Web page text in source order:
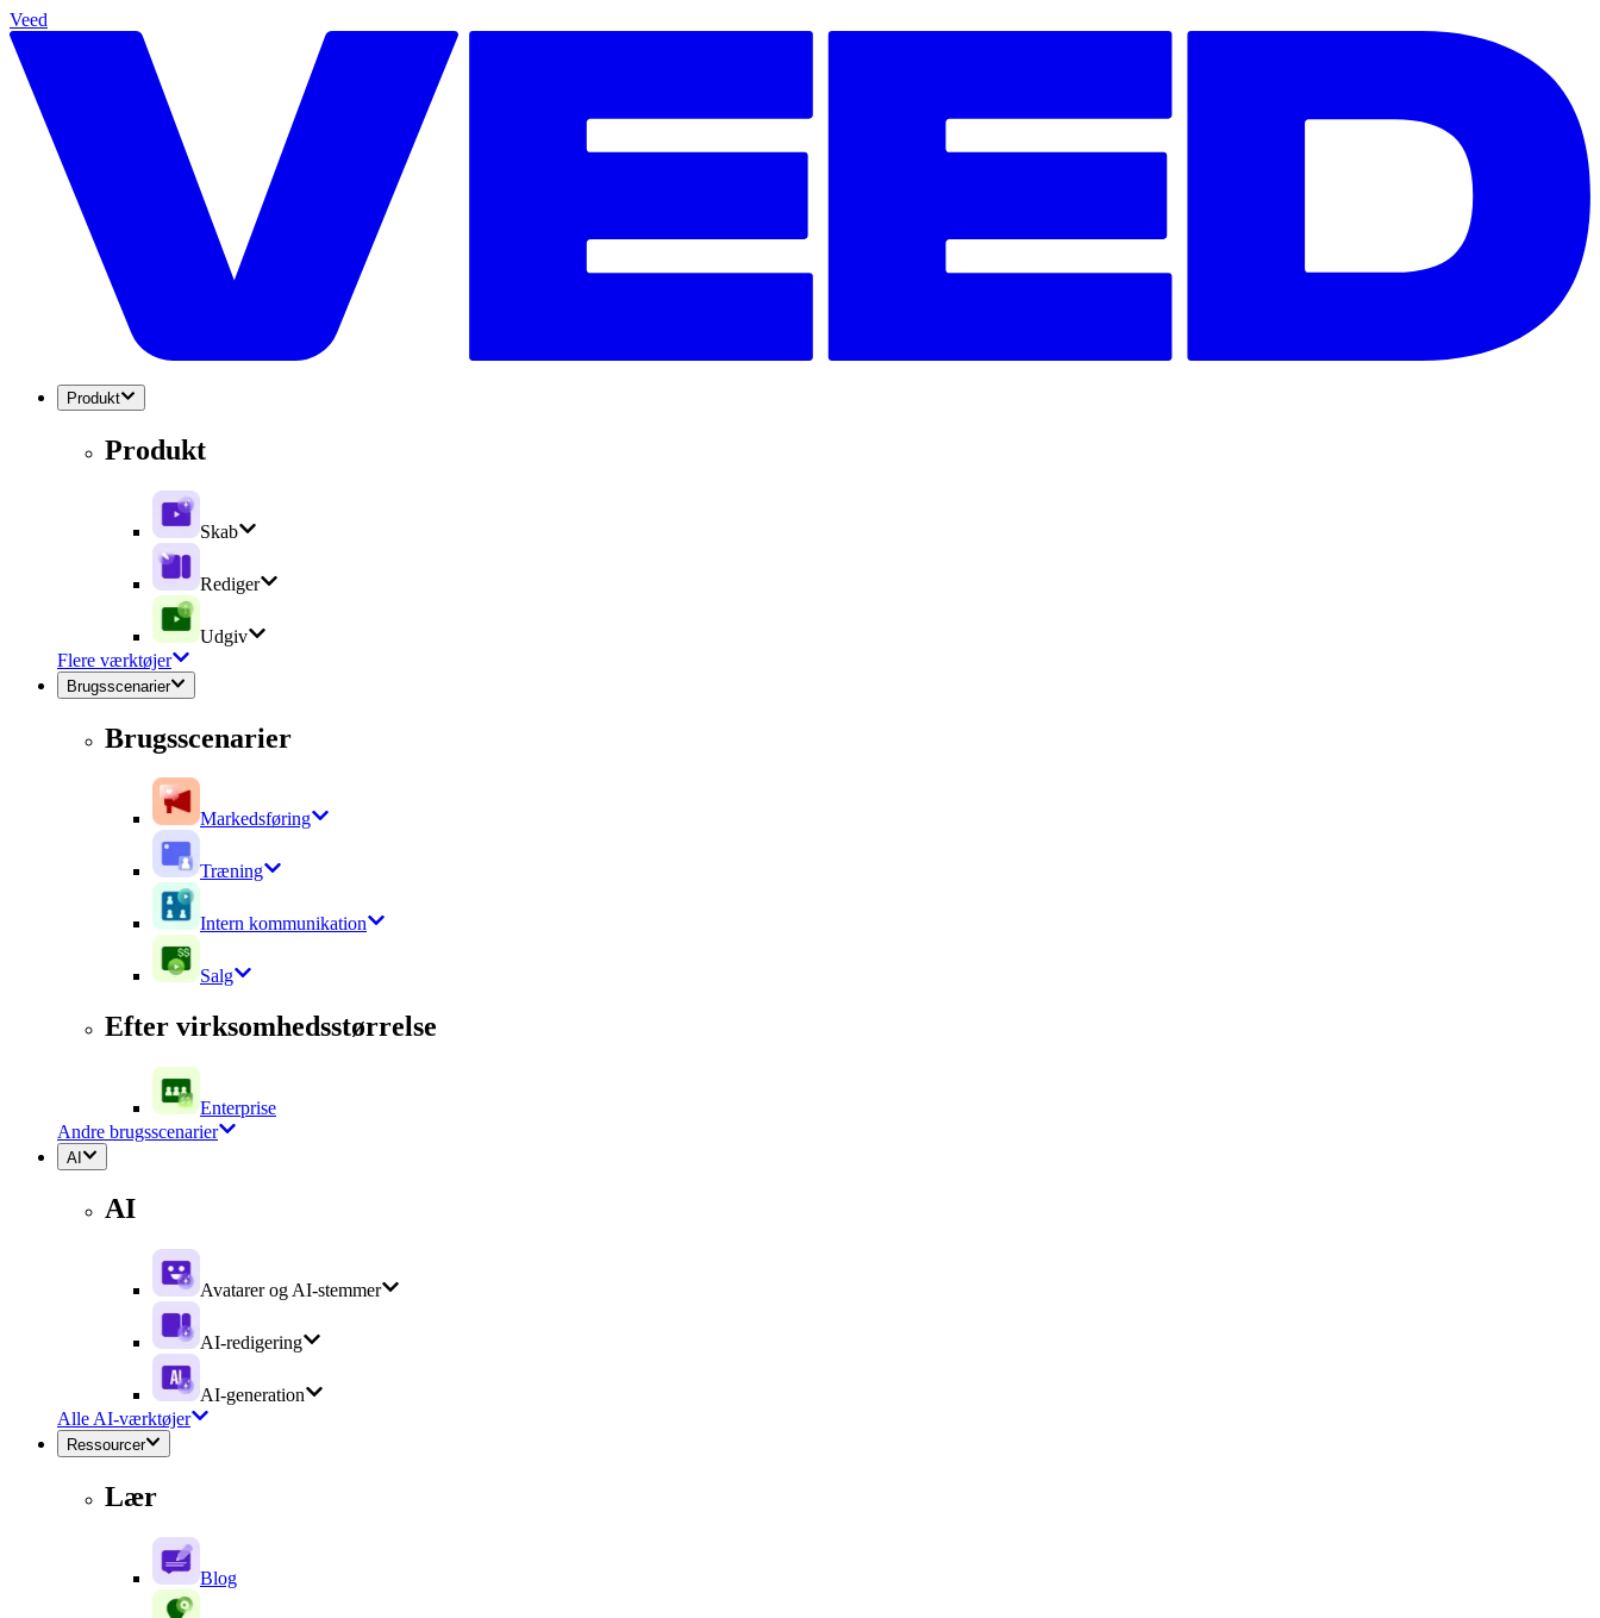
Veed
Produkt
Produkt
Skab
Rediger
Udgiv
Flere værktøjer
Brugsscenarier
Brugsscenarier
Markedsføring
Træning
Intern kommunikation
Salg
Efter virksomhedsstørrelse
Enterprise
Andre brugsscenarier
AI
AI
Avatarer og AI-stemmer
AI-redigering
AI-generation
Alle AI-værktøjer
Ressourcer
Lær
Blog